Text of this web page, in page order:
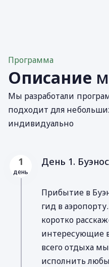
Программа
Описание
Мы разработали
подходит для
индивидуально
1
день
День 1.
Прибытие в
гид в
коротко
интересующие
всего отдыха
исполнить